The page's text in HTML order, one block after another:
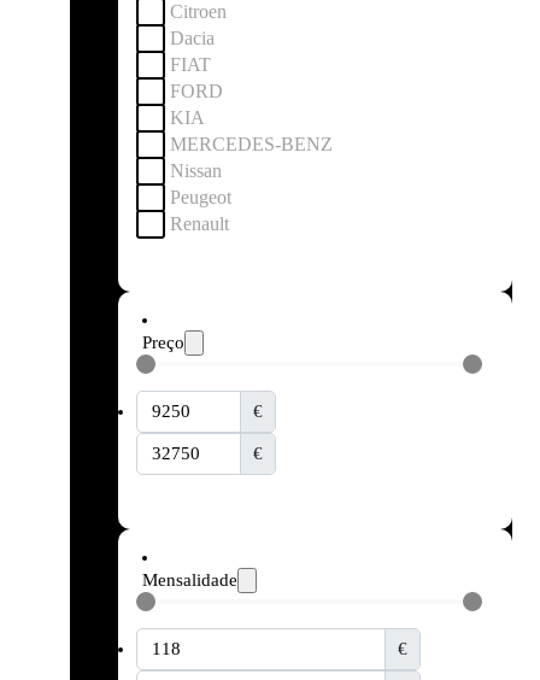
Citroen
Dacia
FIAT
FORD
KIA
MERCEDES-BENZ
Nissan
Peugeot
Renault
Preço
€
€
Mensalidade
€